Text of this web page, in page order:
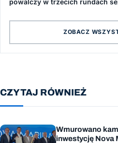
powalczy w trzecich rundach
ZOBACZ
CZYTAJ RÓWNIEŻ
Wmurowano
inwestycję Nova